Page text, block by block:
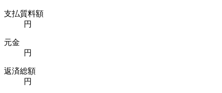
支払質料額
円
元金
円
返済総額
円